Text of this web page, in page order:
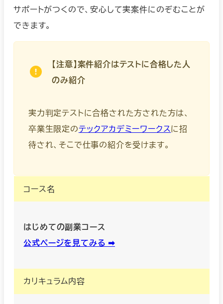
サポートがつくので、安心して実案件にのぞむことが
できます。
【注意】案件紹介はテストに合格した人
のみ紹介
実力判定テストに合格された方された方は、
卒業生限定のテックアカデミーワークスに招
待され、そこで仕事の紹介を受けます。
コース名
はじめての副業コース
公式ページを見てみる ➡︎
カリキュラム内容